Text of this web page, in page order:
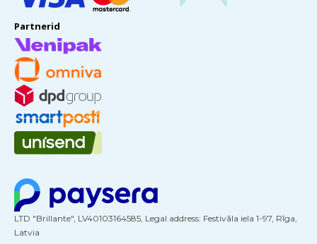
Partnerid
LTD "Brillante", LV40103164585, Legal address: Festivāla iela 1-97, Rīga,
Latvia